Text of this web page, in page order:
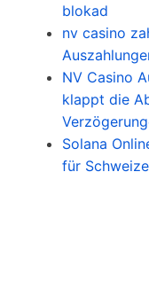
blokad
nv casino
NV Casino
klappt die
Solana
für